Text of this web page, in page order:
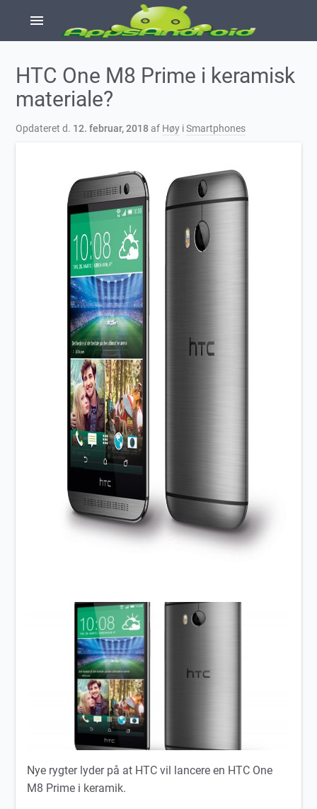
menu
HTC One M8 Prime i keramisk
materiale?
Opdateret d. 12. februar, 2018 af Høy iSmartphones
Nye rygter lyder på at HTC vil lancere en HTC One
M8 Prime i keramik.